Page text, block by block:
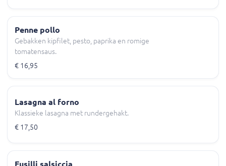
Penne pollo
Gebakken kipfilet, pesto, paprika en romige
tomatensaus.
€ 16,95
Lasagna al forno
Klassieke lasagna met rundergehakt.
€ 17,50
Fusilli salsiccia